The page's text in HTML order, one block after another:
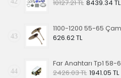
10127.21 TL 8439.34 TL
43
626.62 TL
44
2426.03 TL 1941.05 TL